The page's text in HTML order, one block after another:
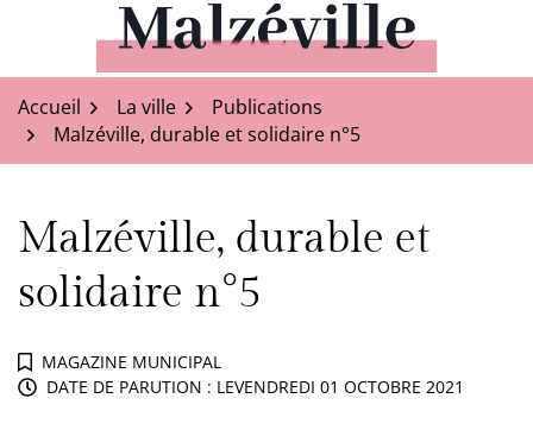
contenu
Malzéville
Accueil La ville
Publications
Malzéville, durable et solidaire n°5
Malzéville, durable et
solidaire n°5
MAGAZINE MUNICIPAL
DATE DE PARUTION : LEVENDREDI 01 OCTOBRE 2021